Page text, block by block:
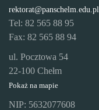
rektorat@panschelm.edu.pl
Tel: 82 565 88 95
Fax: 82 565 88 94
ul. Pocztowa 54
22-100 Chełm
Pokaż na mapie
NIP: 5632077608